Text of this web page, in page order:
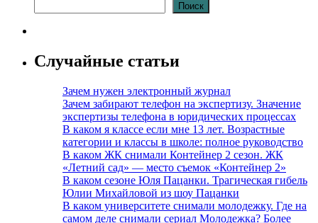
Поиск
Случайные статьи
Зачем нужен электронный журнал
Зачем забирают телефон на экспертизу. Значение
экспертизы телефона в юридических процессах
В каком я классе если мне 13 лет. Возрастные
категории и классы в школе: полное руководство
В каком ЖК снимали Контейнер 2 сезон. ЖК
«Летний сад» — место съемок «Контейнер 2»
В каком сезоне Юля Пацанки. Трагическая гибель
Юлии Михайловой из шоу Пацанки
В каком университете снимали молодежку. Где на
самом деле снимали сериал Молодежка? Более